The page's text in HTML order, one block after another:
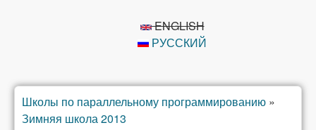
ENGLISH
РУССКИЙ
Вы здесь
Школы по параллельному программированию »
Зимняя школа 2013